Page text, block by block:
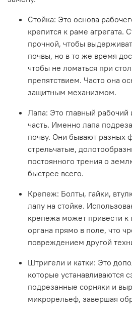
Стойка: Это основа
крепится к раме агрегата.
прочной, чтобы
почвы, но в то же время
чтобы не ломаться при
препятствием. Часто она
защитным механизмом.
Лапа: Это главный
часть. Именно лапа
почву. Они бывают разных
стрельчатые,
постоянного трения о
быстрее всего.
Крепеж: Болты, гайки,
лапу на стойке.
крепежа может привести к
органа прямо в поле, что
повреждением другой
Штригели и катки: Это
которые устанавливаются
подрезанные сорняки и
микрорельеф, завершая